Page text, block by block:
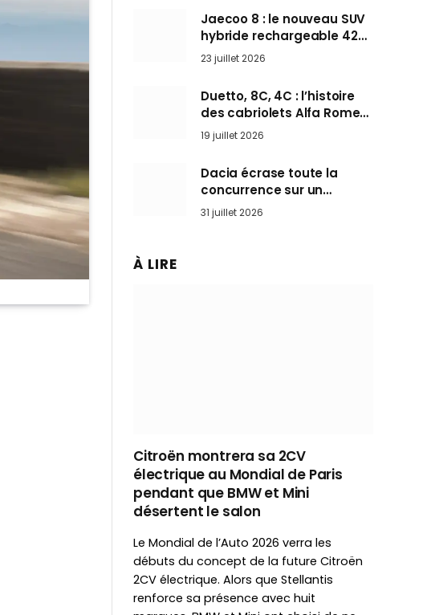
Jaecoo 8 : le nouveau SUV
hybride rechargeable 428
ch qui vise l’Audi Q7 arrive
en Europe cet automne
23 juillet 2026
Duetto, 8C, 4C : l’histoire
des cabriolets Alfa Romeo,
ces Spider qui ont défini
l’art de rouler cheveux au
vent
19 juillet 2026
Dacia écrase toute la
concurrence sur un
marché où personne ne
l’attendait
31 juillet 2026
À LIRE
Citroën montrera sa 2CV
électrique au Mondial de Paris
pendant que BMW et Mini
désertent le salon
Le Mondial de l’Auto 2026 verra les
débuts du concept de la future Citroën
2CV électrique. Alors que Stellantis
renforce sa présence avec huit